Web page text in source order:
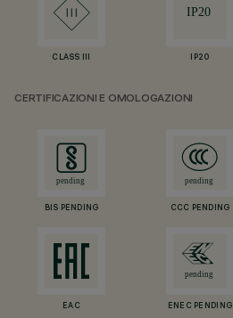
CLASS III IP20
CERTIFICAZIONI E OMOLOGAZIONI
BIS PENDING CCC PENDING
EAC ENEC PENDING